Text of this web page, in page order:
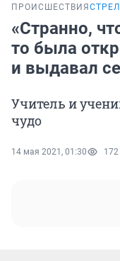
ПРОИСШЕСТВИЯ
«Странно,
то была
и выдавал
Учитель и
чудо
14 мая 2021, 01:30 172